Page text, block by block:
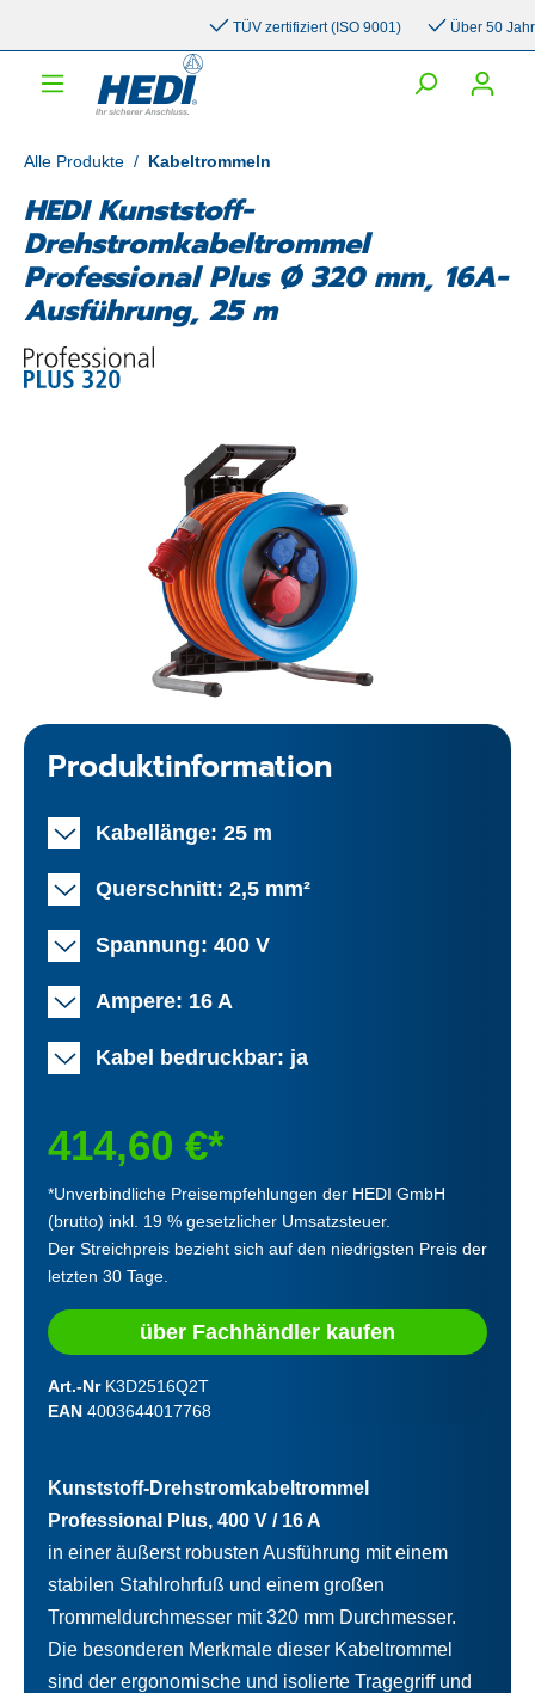
TÜV zertifiziert (ISO 9001) Über 50 Jahre
Alle Produkte / Kabeltrommeln
HEDI Kunststoff-
Drehstromkabeltrommel
Professional Plus Ø 320 mm, 16A-
Ausführung, 25 m
Produktinformation
Kabellänge: 25 m
Querschnitt: 2,5 mm²
Spannung: 400 V
Ampere: 16 A
Kabel bedruckbar: ja
414,60 €*
*Unverbindliche Preisempfehlungen der HEDI GmbH
(brutto) inkl. 19 % gesetzlicher Umsatzsteuer.
Der Streichpreis bezieht sich auf den niedrigsten Preis der
letzten 30 Tage.
über Fachhändler kaufen
Art.-Nr K3D2516Q2T
EAN 4003644017768
Kunststoff-Drehstromkabeltrommel
Professional Plus, 400 V / 16 A
in einer äußerst robusten Ausführung mit einem
stabilen Stahlrohrfuß und einem großen
Trommeldurchmesser mit 320 mm Durchmesser.
Die besonderen Merkmale dieser Kabeltrommel
sind der ergonomische und isolierte Tragegriff und